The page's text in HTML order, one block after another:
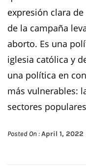
expresión clara
de la campaña
aborto. Es una
iglesia católica y
una política en
más vulnerables:
sectores
Posted On :April 1, 2022